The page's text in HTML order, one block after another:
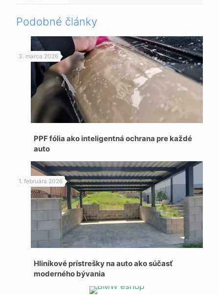
Podobné články
3. marca 2026
PPF fólia ako inteligentná ochrana pre každé
auto
1. februára 2026
Hliníkové prístrešky na auto ako súčasť
moderného bývania